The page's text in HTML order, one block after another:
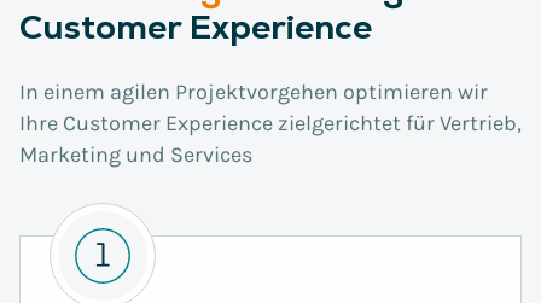
Customer Experience
In einem agilen Projektvorgehen optimieren wir
Ihre Customer Experience zielgerichtet für Vertrieb,
Marketing und Services